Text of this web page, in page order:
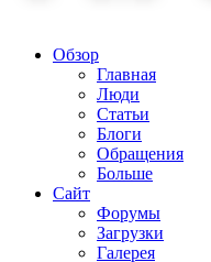
Обзор
Главная
Люди
Статьи
Блоги
Обращения
Больше
Сайт
Форумы
Загрузки
Галерея